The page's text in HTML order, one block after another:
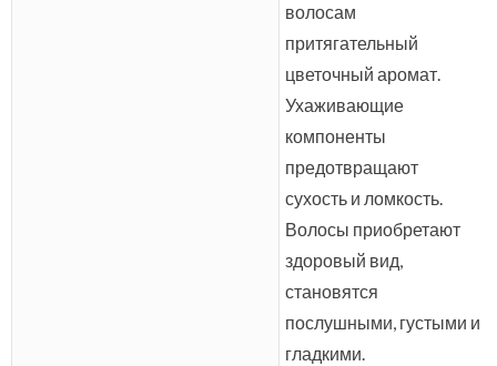
волосам
притягательный
цветочный аромат.
Ухаживающие
компоненты
предотвращают
сухость и ломкость.
Волосы приобретают
здоровый вид,
становятся
послушными, густыми и
гладкими.